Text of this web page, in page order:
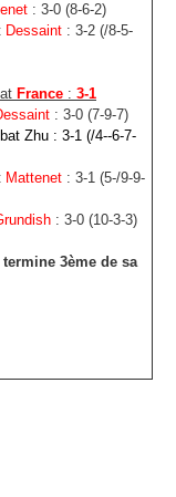
: 3-0 (8-6-2)
Dessaint : 3-2 (/8-5-
France : 3-1
: 3-0 (7-9-7)
bat Zhu : 3-1 (/4--6-7-
Mattenet : 3-1 (5-/9-9-
: 3-0 (10-3-3)
termine 3ème de sa